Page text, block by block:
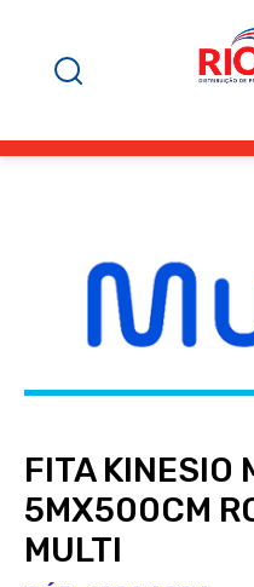
FITA KINESIO
5MX500CM
MULTI